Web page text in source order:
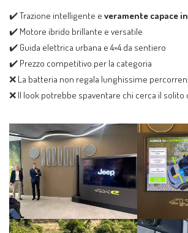
✔️ Trazione intelligente e veramente capace
✔️ Motore ibrido brillante e versatile
✔️ Guida elettrica urbana e 4×4 da sentiero
✔️ Prezzo competitivo per la categoria
❌ La batteria non regala lunghissime
❌ Il look potrebbe spaventare chi cerca il